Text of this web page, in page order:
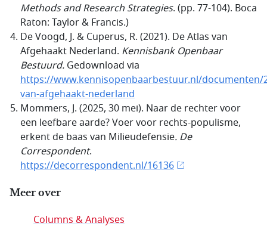
Methods and Research Strategies. (pp. 77-104). Boca
Raton: Taylor & Francis.)
De Voogd, J. & Cuperus, R. (2021). De Atlas van
Afgehaakt Nederland. Kennisbank Openbaar
Bestuurd. Gedownload via
https://www.kennisopenbaarbestuur.nl/documenten/
van-afgehaakt-nederland
Mommers, J. (2025, 30 mei). Naar de rechter voor
een leefbare aarde? Voer voor rechts-populisme,
erkent de baas van Milieudefensie. De
Correspondent.
https://decorrespondent.nl/16136
Meer over
Columns & Analyses